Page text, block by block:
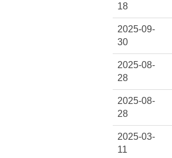
18
2025-09-
30
2025-08-
28
2025-08-
28
2025-03-
11